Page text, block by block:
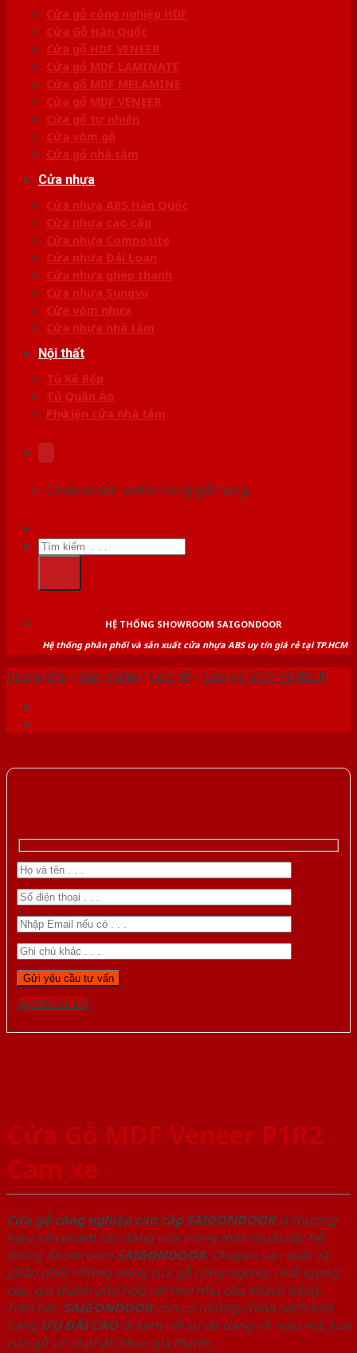
Cửa gỗ công nghiệp HDF
Cửa Gỗ Hàn Quốc
Cửa gỗ HDF VENEER
Cửa gỗ MDF LAMINATE
Cửa gỗ MDF MELAMINE
Cửa gỗ MDF VENEER
Cửa gỗ tự nhiên
Cửa vòm gỗ
Cửa gỗ nhà tắm
Cửa nhựa
Cửa nhựa ABS Hàn Quốc
Cửa nhựa cao cấp
Cửa nhựa Composite
Cửa nhựa Đài Loan
Cửa nhựa ghép thanh
Cửa nhựa Sungyu
Cửa vòm nhựa
Cửa nhựa nhà tắm
Nội thất
Tủ Kệ Bếp
Tủ Quần Áo
Phụ kiện cửa nhà tắm
Chưa có sản phẩm trong giỏ hàng.
Tìm
kiếm:
HỆ THỐNG SHOWROOM SAIGONDOOR
Hệ thống phân phối và sản xuất cửa nhựa ABS uy tín giá rẻ tại TP.HCM
Trang chủ /Sản phẩm /Cửa gỗ /Cửa gỗ MDF VENEER
Gọi 0976.169.864
Cửa Gỗ MDF Veneer P1R2
Cam xe
Cửa gỗ công nghiệp cao cấp SAIGONDOORlà thương
hiệu sản phẩm các dòng cửa trong một chuỗi các hệ
thống Showroom SAIGONDOOR. Chuyên sản xuất và
phân phối những dòng cửa gỗ công nghiệp chất lượng
cao, giá thành phù hợp với mọi nhu cầu khách hàng.
Trên hết, SAIGONDOORcòn có những chính sách bán
hàng ƯU ĐÃI CAOđi kèm với sự đa dạng về mẫu mã, loại
cửa gỗ và cả phân khúc giá thành.